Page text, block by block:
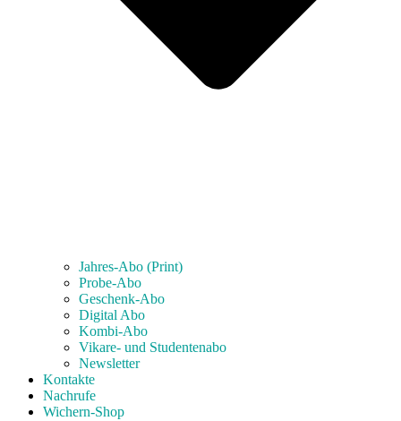
Jahres-Abo (Print)
Probe-Abo
Geschenk-Abo
Digital Abo
Kombi-Abo
Vikare- und Studentenabo
Newsletter
Kontakte
Nachrufe
Wichern-Shop